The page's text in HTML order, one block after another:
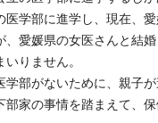
医学部に進学し、現在、
、愛媛県の女医さんと結婚
りません。
学部がないために、親子
部家の事情を踏まえて、